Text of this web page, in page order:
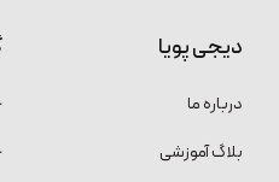
دیجی پویا
درباره ما
بلاگ آموزشی